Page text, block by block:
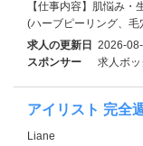
【仕事内容】肌悩み
(ハーブピーリング、
求人の更新日 2026-
スポンサー
求人ボッ
アイリスト 完全
Liane